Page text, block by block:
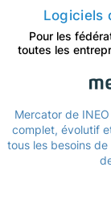
Logiciels
Pour les
toutes les
Mercator de
complet, évolutif
tous les besoins